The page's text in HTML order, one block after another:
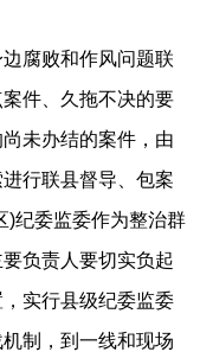
腐败和作风问题联
件、久拖不决的要
未办结的案件，由
行联县督导、包案
)纪委监委作为整治群
负责人要切实负起
实行县级纪委监委
制，到一线和现场